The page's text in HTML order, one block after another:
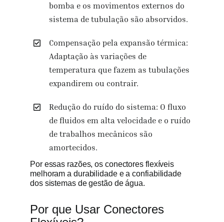
bomba e os movimentos externos do
sistema de tubulação são absorvidos.
Compensação pela expansão térmica:
Adaptação às variações de
temperatura que fazem as tubulações
expandirem ou contrair.
Redução do ruído do sistema: O fluxo
de fluidos em alta velocidade e o ruído
de trabalhos mecânicos são
amortecidos.
Por essas razões, os conectores flexíveis
melhoram a durabilidade e a confiabilidade
dos sistemas de gestão de água.
Por que Usar Conectores